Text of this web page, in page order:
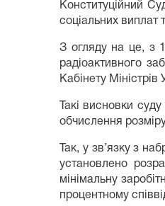
Конституційний
соціальних виплат
З огляду на це, з
радіоактивного
Кабінету
Такі висновки
обчислення
Так, у зв’язку з
установлено
мінімальну
процентному